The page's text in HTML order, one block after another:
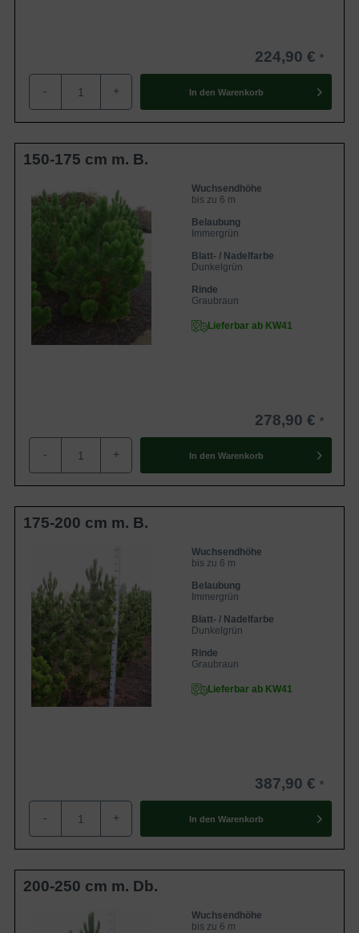
224,90 €
- + In den Warenkorb
150-175 cm m. B.
Wuchsendhöhe
bis zu 6 m
Belaubung
Immergrün
Blatt- / Nadelfarbe
Dunkelgrün
Rinde
Graubraun
Lieferbar ab KW41
278,90 €
- + In den Warenkorb
175-200 cm m. B.
Wuchsendhöhe
bis zu 6 m
Belaubung
Immergrün
Blatt- / Nadelfarbe
Dunkelgrün
Rinde
Graubraun
Lieferbar ab KW41
387,90 €
- + In den Warenkorb
200-250 cm m. Db.
Wuchsendhöhe
bis zu 6 m